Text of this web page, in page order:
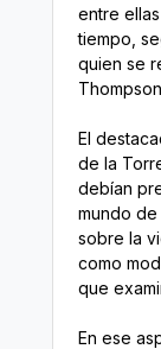
entre
tiempo,
quien se
El
de la
debían
mundo
sobre la
como
que
En ese